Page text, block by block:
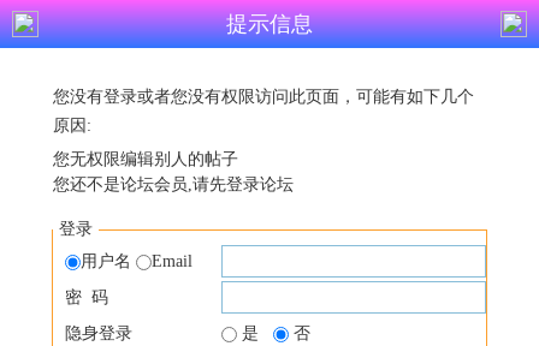
提示信息
您没有登录或者您没有权限访问此页面，可能有如下几个
原因:
您无权限编辑别人的帖子
您还不是论坛会员,请先登录论坛
登录
用户名
Email
密 码
隐身登录
是 否